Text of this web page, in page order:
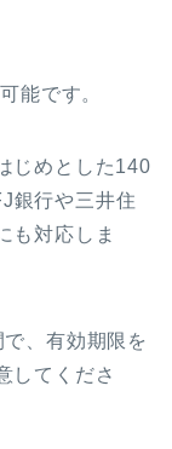
能です。
じめとした140
銀行や三井住
も対応しま
、有効期限を
してくださ